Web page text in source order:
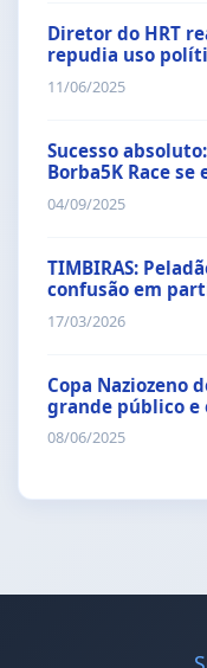
Diretor do HRT
repudia uso
11/06/2025
Sucesso
Borba5K Race
04/09/2025
TIMBIRAS:
confusão em
17/03/2026
Copa Naziozeno
grande público e
08/06/2025